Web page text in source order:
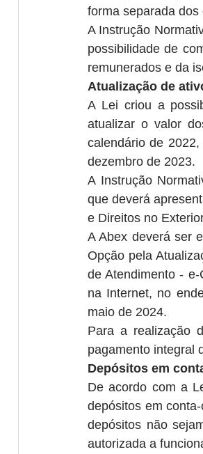
forma separada
A Instrução
possibilidade de
remunerados e da
Atualização de
A Lei criou a
atualizar o valor
calendário de
dezembro de 2023.
A Instrução
que deverá
e Direitos no
A Abex deverá ser
Opção pela
de Atendimento -
na Internet, no
maio de 2024.
Para a realização
pagamento integral
Depósitos em
De acordo com a
depósitos em
depósitos não
autorizada a